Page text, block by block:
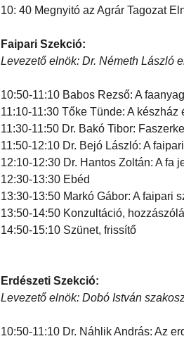
10: 40 Megnyitó az Agrár Tagozat
Faipari Szekció:
Levezető elnök: Dr. Németh László
10:50-11:10 Babos Rezső: A
11:10-11:30 Tőke Tünde: A
11:30-11:50 Dr. Bakó Tibor:
11:50-12:10 Dr. Bejó László: A
12:10-12:30 Dr. Hantos Zoltán: A fa
12:30-13:30 Ebéd
13:30-13:50 Markó Gábor: A faipari
13:50-14:50 Konzultáció,
14:50-15:10 Szünet, frissítő
Erdészeti Szekció:
Levezető elnök: Dobó István
10:50-11:10 Dr. Náhlik András: Az